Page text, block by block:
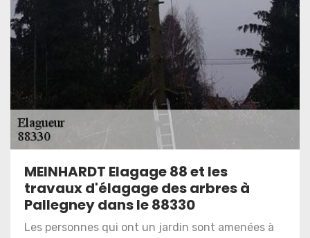
MEINHARDT Elagage 88 et les
travaux d'élagage des arbres à
Pallegney dans le 88330
Les personnes qui ont un jardin sont amenées à